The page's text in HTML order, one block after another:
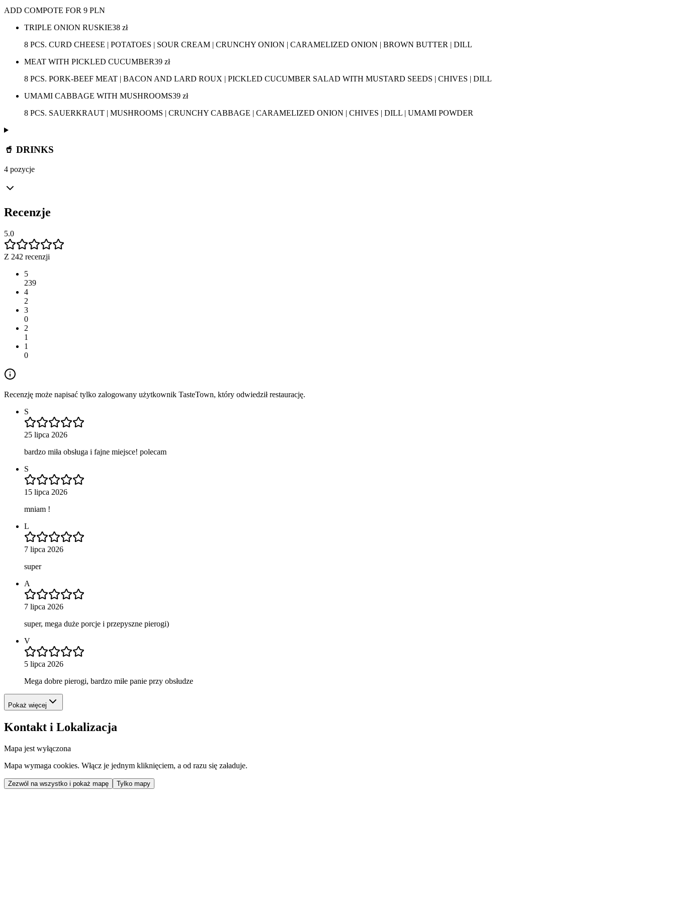
ADD COMPOTE FOR 9 PLN
TRIPLE ONION RUSKIE38 zł
8 PCS. CURD CHEESE | POTATOES | SOUR CREAM | CRUNCHY ONION | CARAMELIZED ONION | BROWN BUTTER | DILL
MEAT WITH PICKLED CUCUMBER39 zł
8 PCS. PORK-BEEF MEAT | BACON AND LARD ROUX | PICKLED CUCUMBER SALAD WITH MUSTARD SEEDS | CHIVES | DILL
UMAMI CABBAGE WITH MUSHROOMS39 zł
8 PCS. SAUERKRAUT | MUSHROOMS | CRUNCHY CABBAGE | CARAMELIZED ONION | CHIVES | DILL | UMAMI POWDER
🥤 DRINKS
4 pozycje
Recenzje
5.0
Z 242 recenzji
5
239
4
2
3
0
2
1
1
0
Recenzję może napisać tylko zalogowany użytkownik TasteTown, który odwiedził restaurację.
S
25 lipca 2026
bardzo miła obsługa i fajne miejsce! polecam
S
15 lipca 2026
mniam !
L
7 lipca 2026
super
A
7 lipca 2026
super, mega duże porcje i przepyszne pierogi)
V
5 lipca 2026
Mega dobre pierogi, bardzo miłe panie przy obsłudze
Pokaż więcej
Kontakt i Lokalizacja
Mapa jest wyłączona
Mapa wymaga cookies. Włącz je jednym kliknięciem, a od razu się załaduje.
Zezwól na wszystko i pokaż mapę Tylko mapy